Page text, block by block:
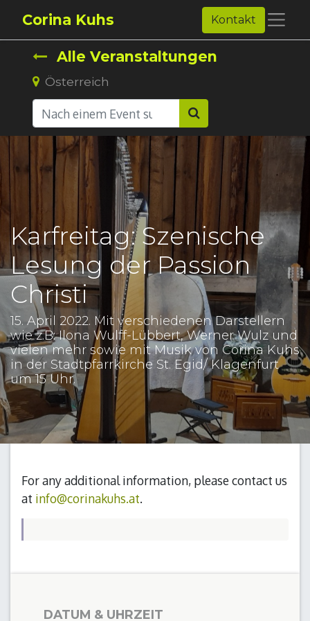
Corina Kuhs Kontakt
Alle Veranstaltungen
Österreich
Karfreitag: Szenische
Lesung der Passion
Christi
15. April 2022. Mit verschiedenen Darstellern
wie z.B: Ilona Wulff-Lübbert, Werner Wulz und
vielen mehr sowie mit Musik von Corina Kuhs
in der Stadtpfarrkirche St. Egid/ Klagenfurt
um 15 Uhr.
For any additional information, please contact us
at info@corinakuhs.at.
DATUM & UHRZEIT